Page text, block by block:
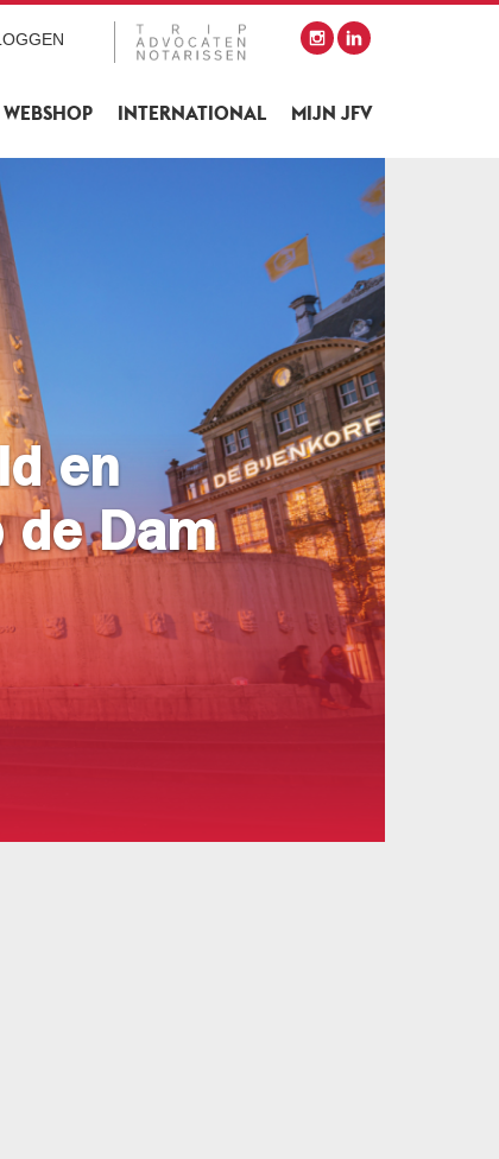
WEBSHOP INTERNATIONAL MIJN JFV
en
de Dam